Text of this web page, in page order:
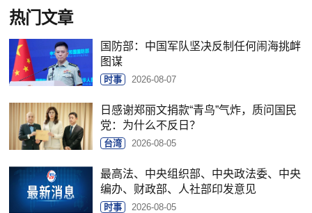
热门文章
国防部：中国军队坚决反制任何闹海挑衅
图谋
时事 2026-08-07
日感谢郑丽文捐款“青鸟”气炸，质问国民
党：为什么不反日？
台湾 2026-08-05
最高法、中央组织部、中央政法委、中央
编办、财政部、人社部印发意见
时事 2026-08-05